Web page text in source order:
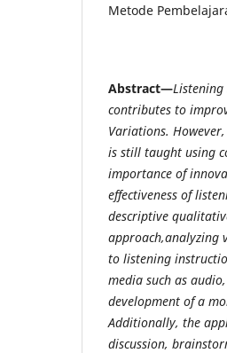
Metode
Abstract—
contributes to
Variations.
is still taught using
importance of
effectiveness of
descriptive
approach,analyzing
to listening
media such as
development of a
Additionally, the
discussion,